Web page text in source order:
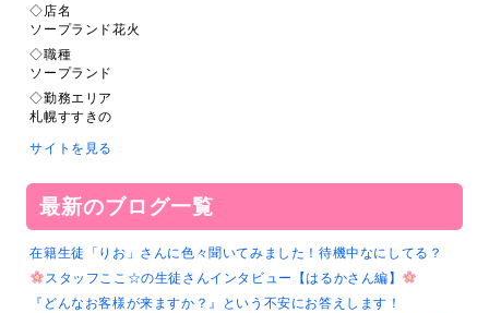
◇店名
ソープランド花火
◇職種
ソープランド
◇勤務エリア
札幌すすきの
サイトを見る
最新のブログ一覧
在籍生徒「りお」さんに色々聞いてみました！待機中なにしてる？
スタッフここ☆の生徒さんインタビュー【はるかさん編】
『どんなお客様が来ますか？』という不安にお答えします！